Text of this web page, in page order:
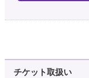
チケット取扱い